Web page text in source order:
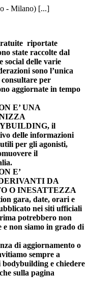
- Milano) [...]
riportate
state raccolte dal
social delle varie
sono l’unica
per
aggiornate in tempo
E’ UNA
il
delle informazioni
per gli agonisti,
il
E’
DA
O INESATTEZZA
gara, date, orari e
nei siti ufficiali
potrebbero non
e non siamo in grado di
di aggiornamento o
sempre a
e chiedere
sulla pagina